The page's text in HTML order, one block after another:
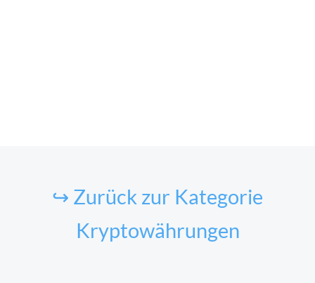
↪ Zurück zur Kategorie
Kryptowährungen